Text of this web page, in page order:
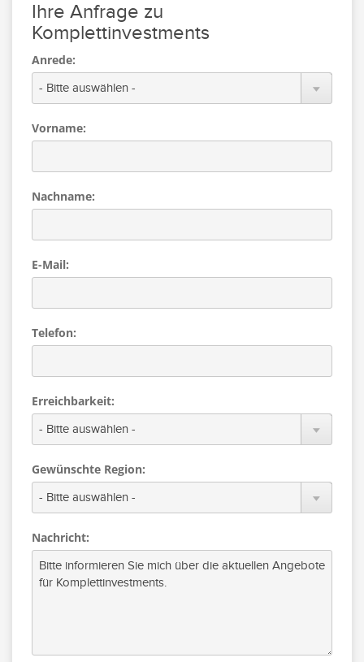
Ihre Anfrage zu
Komplettinvestments
Anrede:
Vorname:
Nachname:
E-Mail:
Telefon:
Erreichbarkeit:
Gewünschte Region:
Nachricht: